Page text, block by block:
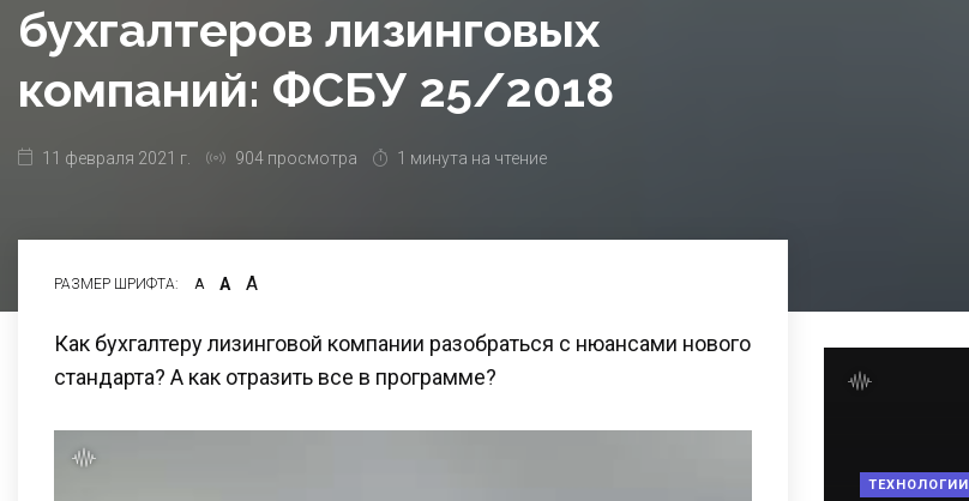
бухгалтеров лизинговых
компаний: ФСБУ 25/2018
11 февраля 2021 г. 904 просмотра 1 минута на чтение
РАЗМЕР ШРИФТА: А А А
Как бухгалтеру лизинговой компании разобраться с нюансами нового
стандарта? А как отразить все в программе?
ТЕХНОЛОГИИ